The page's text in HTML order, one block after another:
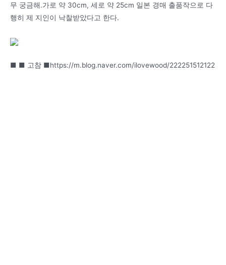
무 궁금해.가로 약 30cm, 세로 약 25cm 일본 경매 출품작으로 다
행히 제 지인이 낙찰받았다고 한다.
■ ■ 고참 ■https://m.blog.naver.com/ilovewood/222251512122